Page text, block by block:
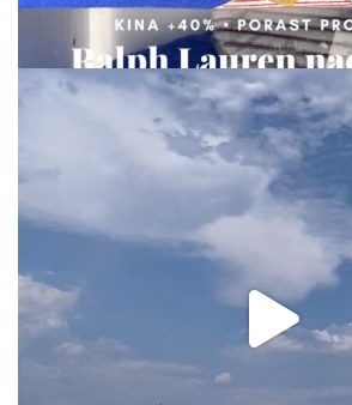
via.carrera
Aug 2